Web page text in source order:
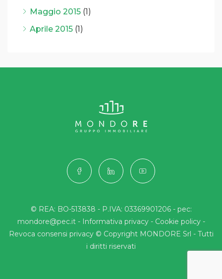
Maggio 2015 (1)
Aprile 2015 (1)
© REA: BO-513838 - P.IVA: 03369901206 - pec:
mondore@pec.it - Informativa privacy- Cookie policy-
Revoca consensi privacy© Copyright MONDORE Srl - Tutti
i diritti riservati